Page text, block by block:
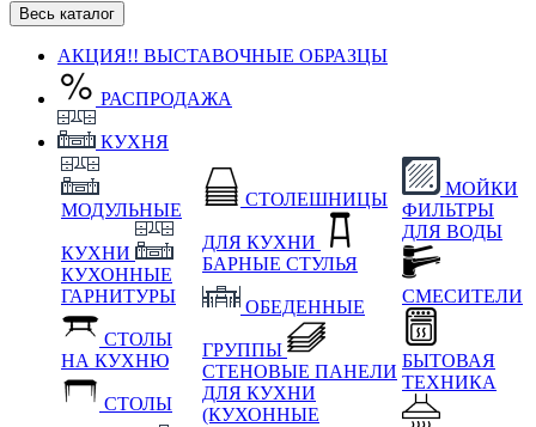
Весь каталог
АКЦИЯ!! ВЫСТАВОЧНЫЕ ОБРАЗЦЫ
РАСПРОДАЖА
КУХНЯ
МОДУЛЬНЫЕ
КУХНИ
КУХОННЫЕ
ГАРНИТУРЫ
СТОЛЫ
НА КУХНЮ
СТОЛЫ
СТОЛЕШНИЦЫ
ДЛЯ КУХНИ
БАРНЫЕ СТУЛЬЯ
ОБЕДЕННЫЕ
ГРУППЫ
СТЕНОВЫЕ ПАНЕЛИ
ДЛЯ КУХНИ
(КУХОННЫЕ
МОЙКИ
ФИЛЬТРЫ
ДЛЯ ВОДЫ
СМЕСИТЕЛИ
БЫТОВАЯ
ТЕХНИКА